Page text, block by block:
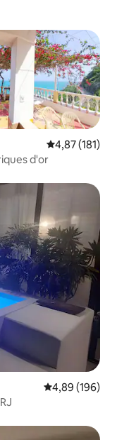
Évaluation
4,87 (181)
d'or
Évaluation
4,89 (196)